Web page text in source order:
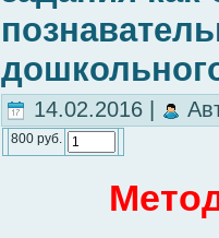
14.02.2016 |
800 руб.